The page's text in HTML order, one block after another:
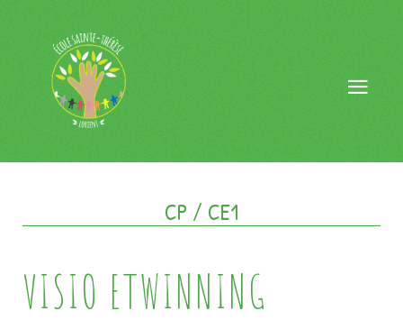
CP / CE1
VISIO ETWINNING